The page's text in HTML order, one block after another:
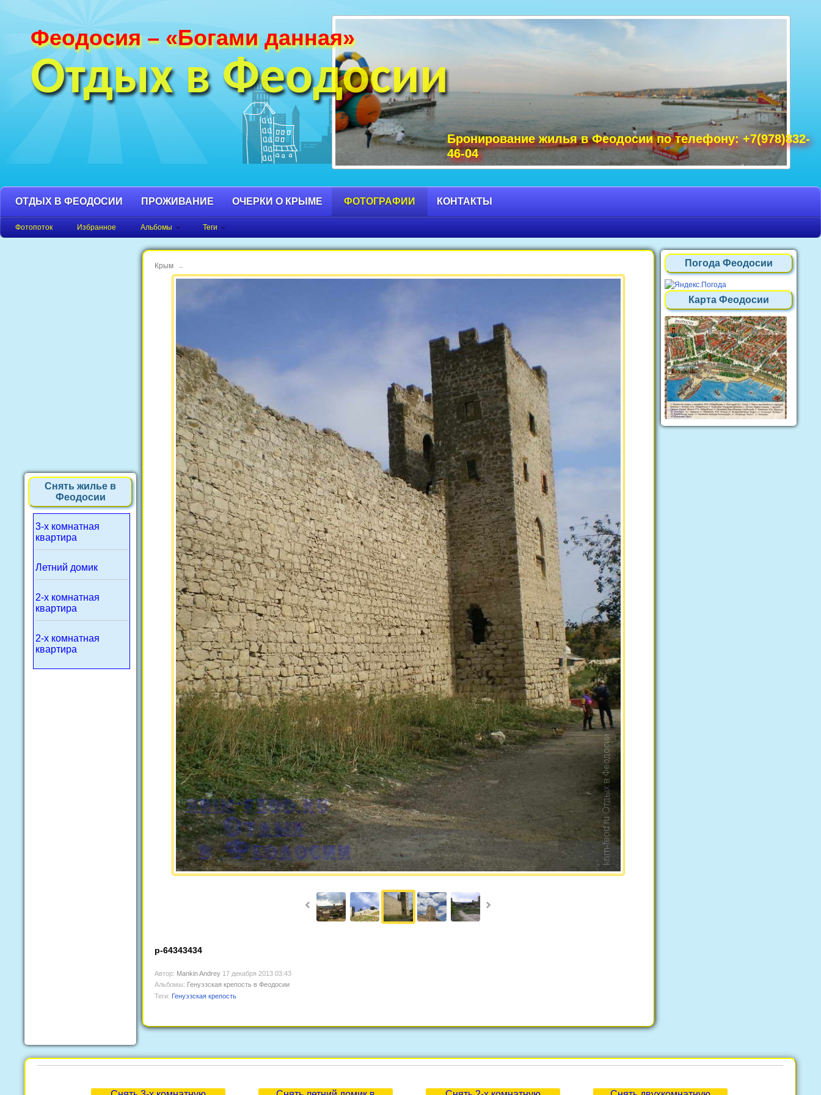
Феодосия – «Богами данная»
Отдых в Феодосии
Бронирование жилья в Феодосии по телефону: +7(978)832-
46-04
Фотографии Феодосии и Крыма. Пляжи Крыма фото, фото горы Крыма, Крым Судак фото, Крым фото Ялта, Крым фото
Феодосия, Орджоникидзе Крым фото, достопримечательности Крыма фото, море Крым фото, фото Нового Света, Крым
фото города, Крым фото Феодосия.
ОТДЫХ В ФЕОДОСИИ ПРОЖИВАНИЕ ОЧЕРКИ О КРЫМЕ ФОТОГРАФИИ КОНТАКТЫ
Фотопоток Избранное Альбомы Теги
Снять жилье в
Феодосии
3-х комнатная
квартира
Летний домик
2-х комнатная
квартира
2-х комнатная
квартира
Погода Феодосии
Карта Феодосии
Крым →
p-64343434
Автор: Mankin Andrey 17 декабря 2013 03:43
Альбомы: Генуэзская крепость в Феодосии
Теги: Генуэзская крепость